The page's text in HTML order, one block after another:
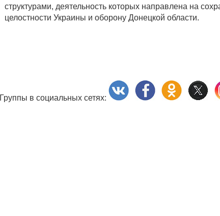
структурами, деятельность которых направлена на
целостности Украины и оборону Донецкой области.
Группы в социальных сетях: